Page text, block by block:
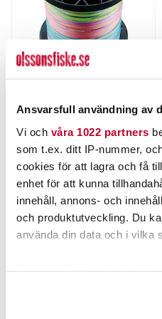
Ansvarsfull användning av
Vi och våra 1022 partners
som t.ex. ditt IP-nummer,
cookies för att lagra och få
enhet för att kunna
innehåll, annons- och
och produktutveckling. Du
använda din data och i vilka
Daiwa J-Braid Grand X8
Multicolor 1500m/fp.
Nuvarande pris:
1 599,00 krTidigare pris
1 889,00 kr
1 599,00 kr
1 889,00 kr
FINNS I LAGER.
LÄS MER